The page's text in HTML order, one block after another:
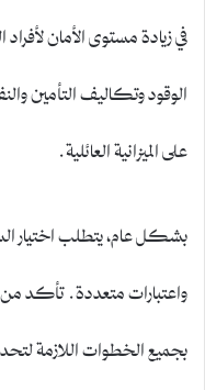
في زيادة مستوى الأمان
الوقود وتكاليف التأمين
على الميزانية العائلية.
بشكل عام، يتطلب اختيار
واعتبارات متعددة. تأكد
بجميع الخطوات اللازمة